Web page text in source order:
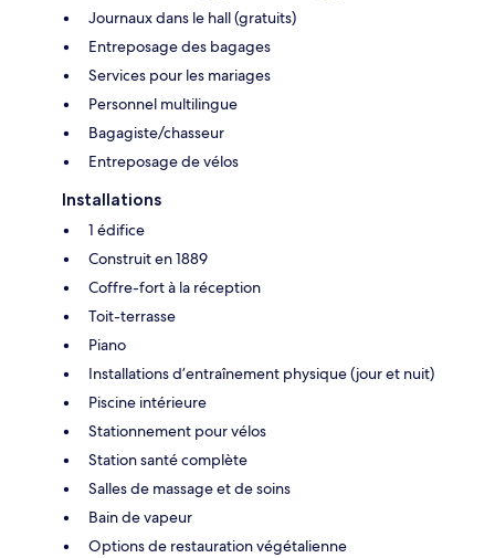
Journaux dans le hall (gratuits)
Entreposage des bagages
Services pour les mariages
Personnel multilingue
Bagagiste/chasseur
Entreposage de vélos
Installations
1 édifice
Construit en 1889
Coffre-fort à la réception
Toit-terrasse
Piano
Installations d’entraînement physique (jour et nuit)
Piscine intérieure
Stationnement pour vélos
Station santé complète
Salles de massage et de soins
Bain de vapeur
Options de restauration végétalienne